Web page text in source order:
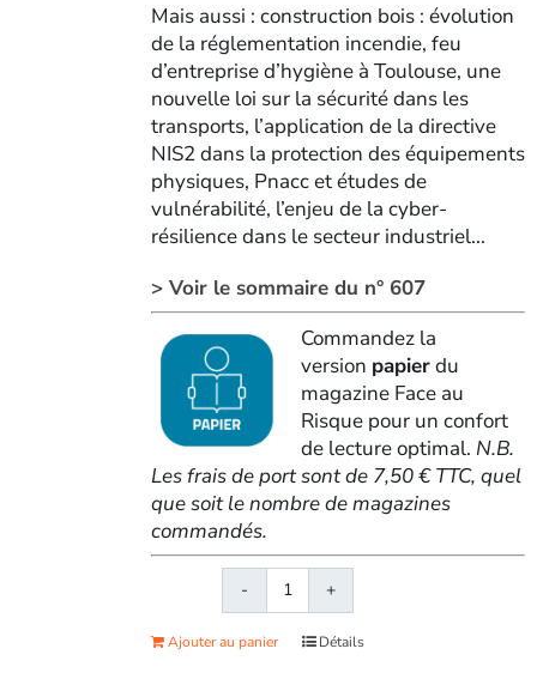
Mais aussi : construction bois : évolution
de la réglementation incendie, feu
d’entreprise d’hygiène à Toulouse, une
nouvelle loi sur la sécurité dans les
transports, l’application de la directive
NIS2 dans la protection des équipements
physiques, Pnacc et études de
vulnérabilité, l’enjeu de la cyber-
résilience dans le secteur industriel...
> Voir le sommaire du n° 607
Commandez la
version papierdu
magazine Face au
Risque pour un confort
de lecture optimal. N.B.
Les frais de port sont de 7,50 € TTC, quel
que soit le nombre de magazines
commandés.
quantité
de
Face
Ajouter au panier Détails